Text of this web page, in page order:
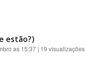
estão?)
as 15:37 | 19 visualizações